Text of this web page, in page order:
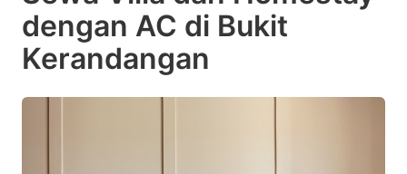
dengan AC di Bukit
Kerandangan